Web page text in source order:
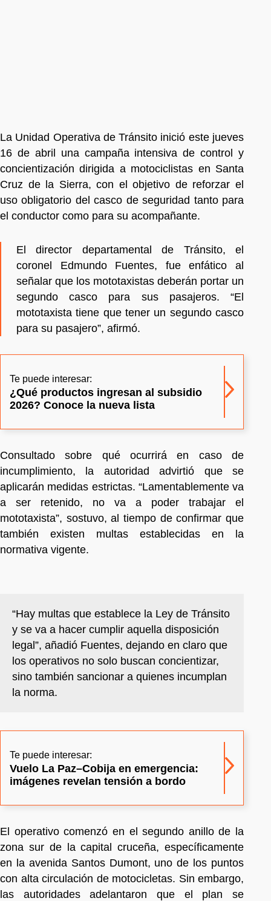
La Unidad Operativa de Tránsito inició este jueves
16 de abril una campaña intensiva de control y
concientización dirigida a motociclistas en Santa
Cruz de la Sierra, con el objetivo de reforzar el
uso obligatorio del casco de seguridad tanto para
el conductor como para su acompañante.
El director departamental de Tránsito, el
coronel Edmundo Fuentes, fue enfático al
señalar que los mototaxistas deberán portar un
segundo casco para sus pasajeros. “El
mototaxista tiene que tener un segundo casco
para su pasajero”, afirmó.
Te puede interesar:
¿Qué productos ingresan al subsidio
2026? Conoce la nueva lista
Consultado sobre qué ocurrirá en caso de
incumplimiento, la autoridad advirtió que se
aplicarán medidas estrictas. “Lamentablemente va
a ser retenido, no va a poder trabajar el
mototaxista”, sostuvo, al tiempo de confirmar que
también existen multas establecidas en la
normativa vigente.
“Hay multas que establece la Ley de Tránsito
y se va a hacer cumplir aquella disposición
legal”, añadió Fuentes, dejando en claro que
los operativos no solo buscan concientizar,
sino también sancionar a quienes incumplan
la norma.
Te puede interesar:
Vuelo La Paz–Cobija en emergencia:
imágenes revelan tensión a bordo
El operativo comenzó en el segundo anillo de la
zona sur de la capital cruceña, específicamente
en la avenida Santos Dumont, uno de los puntos
con alta circulación de motocicletas. Sin embargo,
las autoridades adelantaron que el plan se